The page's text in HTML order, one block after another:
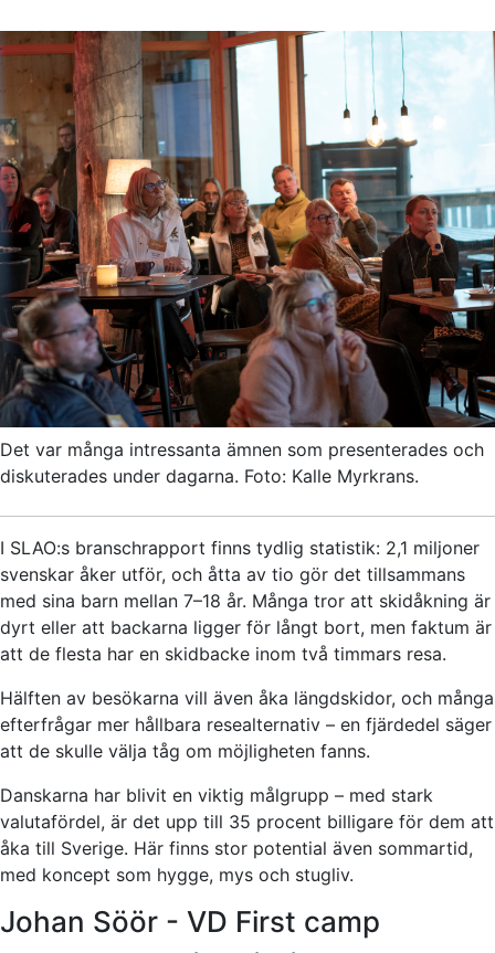
Det var många intressanta ämnen som presenterades och
diskuterades under dagarna. Foto: Kalle Myrkrans.
I SLAO:s branschrapport finns tydlig statistik: 2,1 miljoner
svenskar åker utför, och åtta av tio gör det tillsammans
med sina barn mellan 7–18 år. Många tror att skidåkning är
dyrt eller att backarna ligger för långt bort, men faktum är
att de flesta har en skidbacke inom två timmars resa.
Hälften av besökarna vill även åka längdskidor, och många
efterfrågar mer hållbara resealternativ – en fjärdedel säger
att de skulle välja tåg om möjligheten fanns.
Danskarna har blivit en viktig målgrupp – med stark
valutafördel, är det upp till 35 procent billigare för dem att
åka till Sverige. Här finns stor potential även sommartid,
med koncept som hygge, mys och stugliv.
Johan Söör - VD First camp